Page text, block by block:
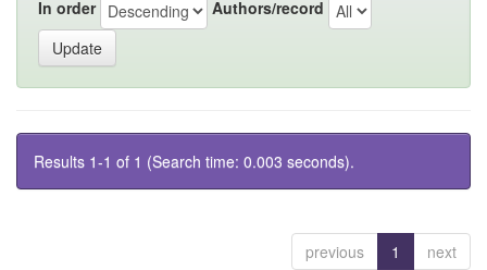
In order Authors/record
Results 1-1 of 1 (Search time: 0.003 seconds).
previous 1 next